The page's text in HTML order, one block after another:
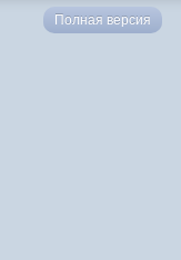
Полная версия